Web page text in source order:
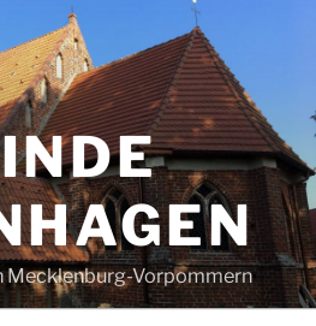
Mecklenburg-Vorpommern